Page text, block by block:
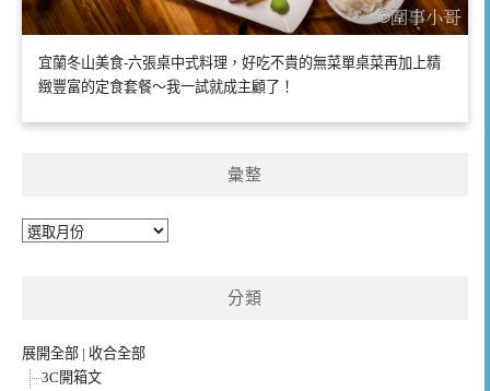
宜蘭冬山美食-六張桌中式料理，好吃不貴的無菜單桌菜再加上精
緻豐富的定食套餐～我一試就成主顧了！
彙整
彙
分類
展開全部 | 收合全部
3C開箱文